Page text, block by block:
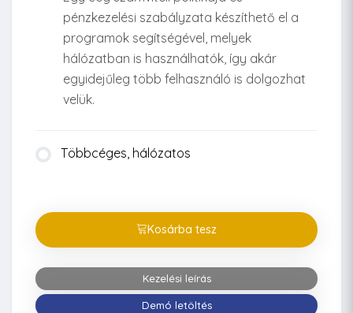
pénzkezelési szabályzata készíthető el a
programok segítségével, melyek
hálózatban is használhatók, így akár
egyidejűleg több felhasználó is dolgozhat
velük.
Többcéges, hálózatos
Kosárba tesz
Kezelési leírás
Demó letöltés